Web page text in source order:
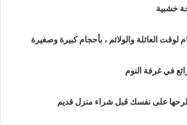
العائلة والولائم ، بأحجام كبيرة وصغيرة